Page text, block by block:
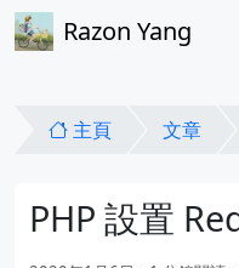
Razon Yang
主頁 文章
PHP 設置